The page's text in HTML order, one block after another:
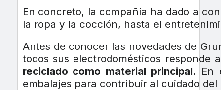
En concreto, la compañía ha dado a
la ropa y la cocción, hasta el
Antes de conocer las novedades de
todos sus electrodomésticos responde
reciclado como material principal. En
embalajes para contribuir al cuidado del